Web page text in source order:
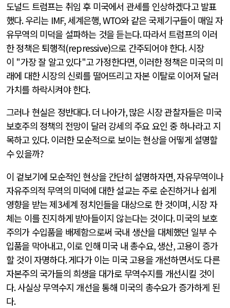
도널드 트럼프는 취임 후 미국에서 관세를 인상하겠다고 발표
했다.우리는 IMF,세계은행, WTO와 같은 국제기구들이 매일 자
유무역의 미덕을 설파하는 것을 듣는다.따라서 트럼프의 이러
한 정책은 퇴행적(repressive)으로 간주되어야 한다.시장
이 "가장 잘 알고 있다"고 가정한다면, 이러한 정책은 미국의 미
래에 대한 시장의 신뢰를 떨어뜨리고 자본 이탈로 이어져 달러
가치를 하락시켜야 한다.
그러나 현실은 정반대다.더 나아가,많은 시장 관찰자들은 미국
보호주의 정책의 전망이 달러 강세의 주요 요인 중 하나라고 지
목하고 있다.이러한 모순적으로 보이는 현상을 어떻게 설명할
수 있을까?
이 겉보기에 모순적인 현상을 간단히 설명하자면,자유무역이나
자유주의적 무역의 미덕에 대한 설교는 주로 순진하거나 쉽게
영향을 받는 제3세계 정치인들을 대상으로 한 것이며,시장 자
체는 이를 진지하게 받아들이지 않는다는 것이다.미국의 보호
주의가 수입품을 배제함으로써 국내 생산을 대체했던 일부 수
입품을 막아내고,이로 인해 미국 내 총수요,생산,고용이 증가
할 것이 자명하다.게다가 이는 미국 고용을 개선하면서도 다른
자본주의 국가들의 희생을 대가로 무역수지를 개선시킬 것이
다.사실상 무역수지 개선을 통해 미국의 총수요가 증가하게 된
다.